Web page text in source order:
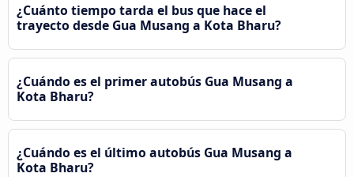
¿Cuánto tiempo tarda el bus que hace el
trayecto desde Gua Musang a Kota Bharu?
¿Cuándo es el primer autobús Gua Musang a
Kota Bharu?
¿Cuándo es el último autobús Gua Musang a
Kota Bharu?